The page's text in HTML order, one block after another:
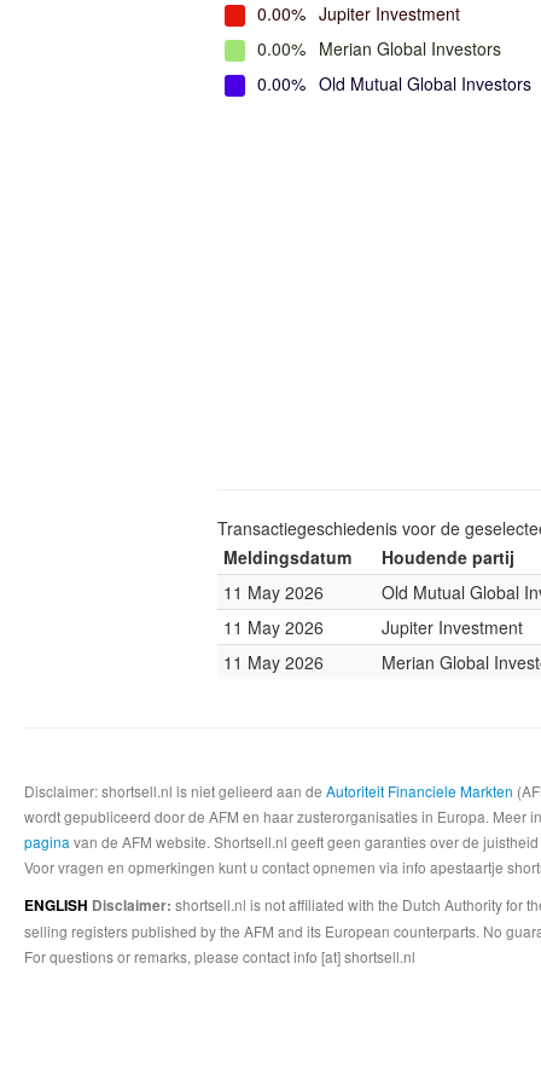
0.00% Jupiter Investment
0.00% Merian Global Investors
0.00% Old Mutual Global Investors
Transactiegeschiedenis voor de
Meldingsdatum
Houdende partij
11 May 2026
Old Mutual Global
11 May 2026
Jupiter Investment
11 May 2026
Merian Global
Disclaimer: shortsell.nl is niet gelieerd aan de Autoriteit Financiele Markten
wordt gepubliceerd door de AFM en haar zusterorganisaties in Europa.
pagina van de AFM website. Shortsell.nl geeft geen garanties over de
Voor vragen en opmerkingen kunt u contact opnemen via info apestaartje
ENGLISH Disclaimer: shortsell.nl is not affiliated with the Dutch Authority for
selling registers published by the AFM and its European counterparts. No
For questions or remarks, please contact info [at] shortsell.nl